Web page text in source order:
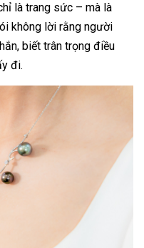
là trang sức – mà là
không lời rằng người
biết trân trọng điều
đi.